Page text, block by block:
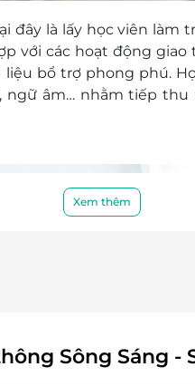
đây là lấy học viên làm
với các hoạt động
bổ trợ phong phú.
ngữ âm… nhằm tiếp
Xem thêm
Sông Sáng -